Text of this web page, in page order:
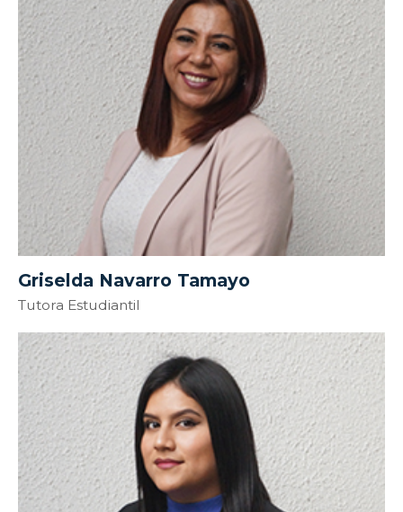
Griselda Navarro Tamayo
Tutora Estudiantil